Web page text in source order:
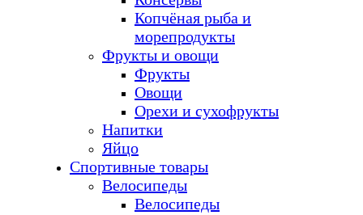
Копчёная рыба и
морепродукты
Фрукты и овощи
Фрукты
Овощи
Орехи и сухофрукты
Напитки
Яйцо
Спортивные товары
Велосипеды
Велосипеды